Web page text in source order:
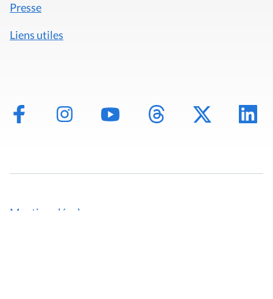
Presse
Liens utiles
Mentions légales